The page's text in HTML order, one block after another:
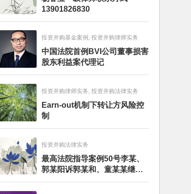
13901826830
投资并购基金案例, 投资并购律师实务
中国法院首例BVI公司董事损害
股东利益案代理记
投资并购律师实务, 投资并购法律实务
Earn-out机制下转让方风险控
制
投资并购法律实务
最高法院指导案例50号李某、
郭某阳诉郭某和、童某某继承
纠纷案